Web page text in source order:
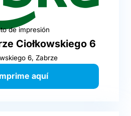
de impresión
Ciołkowskiego 6
6, Zabrze
aquí